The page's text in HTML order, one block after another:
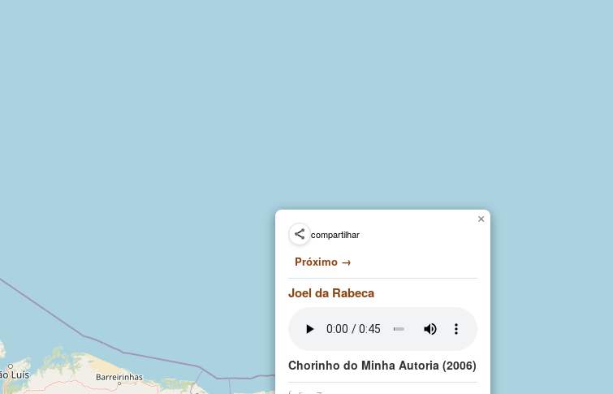
compartilhar
Próximo →
Joel da Rabeca
Chorinho do Minha Autoria (2006)
×